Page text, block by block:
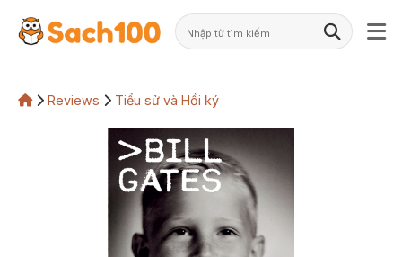
Reviews Tiểu sử và Hồi ký